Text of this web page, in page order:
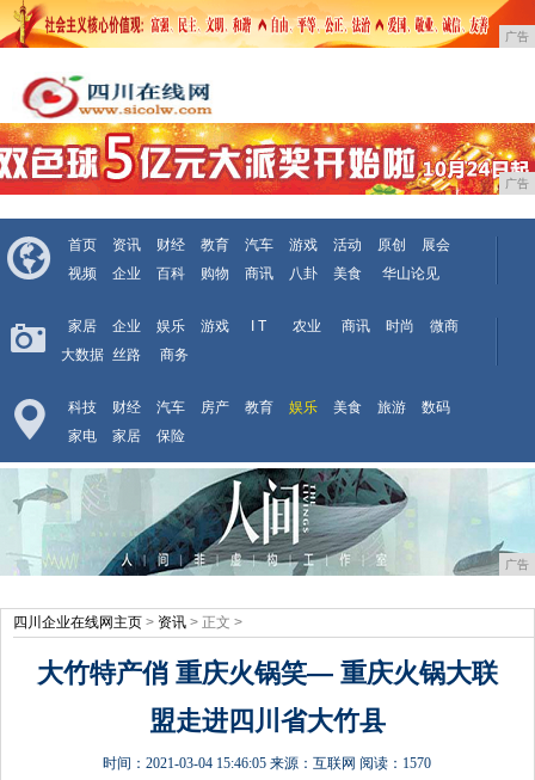
广告
广告
首页 资讯 财经 教育 汽车 游戏 活动 原创
展会
视频
企业 百科 购物 商讯 八卦 美食 华山论见
家居 企业 娱乐 游戏 I T 农业 商讯 时尚
微商
大数据 丝路 商务
科技 财经 汽车 房产 教育 娱乐 美食 旅游
数码
家电
家居 保险
广告
四川企业在线网主页 > 资讯 > 正文 >
大竹特产俏 重庆火锅笑— 重庆火锅大联
盟走进四川省大竹县
时间：2021-03-04 15:46:05 来源：互联网 阅读：1570